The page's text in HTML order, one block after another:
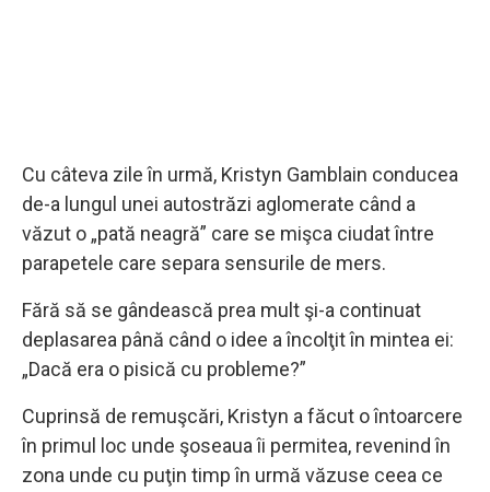
Cu câteva zile în urmă, Kristyn Gamblain conducea
de-a lungul unei autostrăzi aglomerate când a
văzut o „pată neagră” care se mişca ciudat între
parapetele care separa sensurile de mers.
Fără să se gândească prea mult şi-a continuat
deplasarea până când o idee a încolţit în mintea ei:
„Dacă era o pisică cu probleme?”
Cuprinsă de remuşcări, Kristyn a făcut o întoarcere
în primul loc unde şoseaua îi permitea, revenind în
zona unde cu puţin timp în urmă văzuse ceea ce